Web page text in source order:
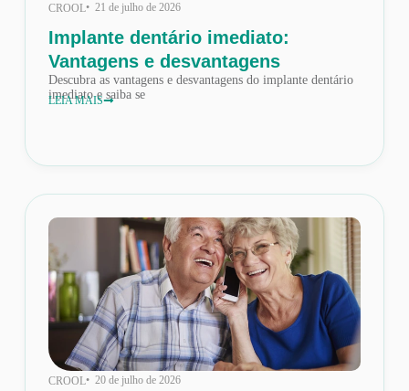
CROOL• 21 de julho de 2026
Implante dentário imediato:
Vantagens e desvantagens
Descubra as vantagens e desvantagens do implante dentário
imediato e saiba se
LEIA MAIS
CROOL• 20 de julho de 2026